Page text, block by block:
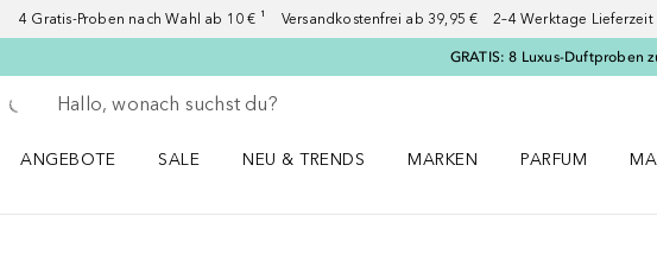
4 Gratis-Proben nach Wahl ab 10 € ¹ Versandkostenfrei ab 39,95 € 2–4 Werktage Lieferzeit
GRATIS: 8 Luxus-Duftproben
Gehe zurück
Suche ausführen
ANGEBOTE
SALE
NEU & TRENDS
MARKEN
PARFUM